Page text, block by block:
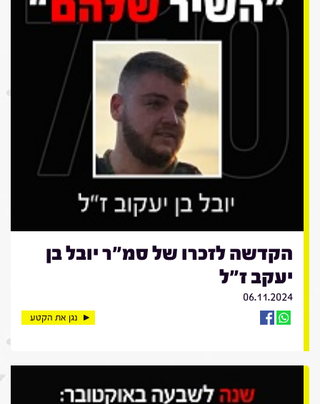
הקדשה לזכרו של סמ"ר יובל בן
יעקב ז"ל
06.11.2024
נגן את הקטע